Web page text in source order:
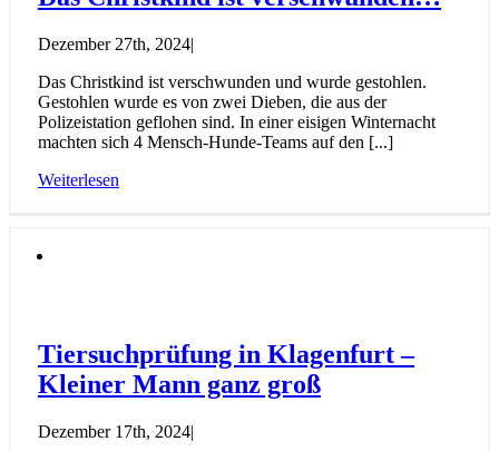
Dezember 27th, 2024|
Das Christkind ist verschwunden und wurde gestohlen.
Gestohlen wurde es von zwei Dieben, die aus der
Polizeistation geflohen sind. In einer eisigen Winternacht
machten sich 4 Mensch-Hunde-Teams auf den [...]
Weiterlesen
Tiersuchprüfung in Klagenfurt –
Kleiner Mann ganz groß
Dezember 17th, 2024|